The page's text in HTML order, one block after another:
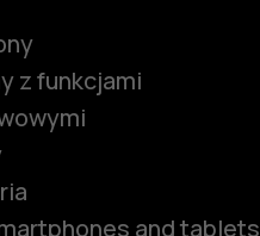
z funkcjami
and tablets